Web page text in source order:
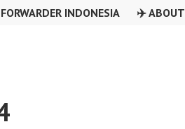
INDONESIA ✈️ ABOUT